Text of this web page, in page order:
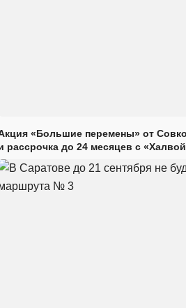
«Большие перемены» от
рассрочка до 24 месяцев с